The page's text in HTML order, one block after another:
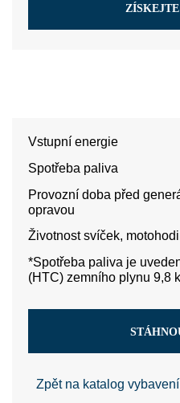
Vstupní energie
Spotřeba paliva
Provozní doba před
opravou
Životnost svíček,
*Spotřeba paliva je
(HTC) zemního plynu 9,8
Zpět na katalog vybavení